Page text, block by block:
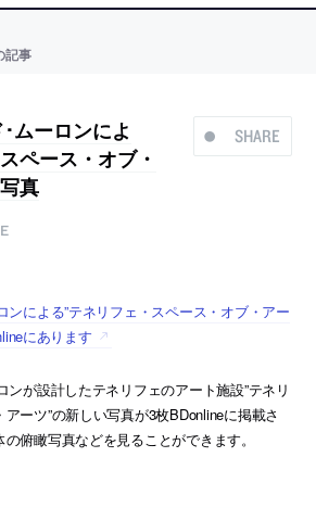
記事
SHARE
ムーロンによ
ペース・オブ・
真
ンによる”テネリフェ・スペース・オブ・アー
にあります
が設計したテネリフェのアート施設”テネリ
ーツ”の新しい写真が3枚BDonlineに掲載さ
俯瞰写真などを見ることができます。